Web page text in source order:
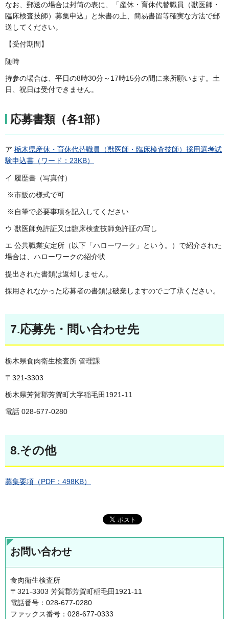
なお、郵送の場合は封筒の表に、「産休・育休代替職員（獣医師・
臨床検査技師）募集申込」と朱書の上、簡易書留等確実な方法で郵
送してください。
【受付期間】
随時
持参の場合は、平日の8時30分～17時15分の間に来所願います。土
日、祝日は受付できません。
応募書類（各1部）
ア 栃木県産休・育休代替職員（獣医師・臨床検査技師）採用選考試
験申込書（ワード：23KB）
イ 履歴書（写真付）
※市販の様式で可
※自筆で必要事項を記入してください
ウ 獣医師免許証又は臨床検査技師免許証の写し
エ 公共職業安定所（以下「ハローワーク」という。）で紹介された
場合は、ハローワークの紹介状
提出された書類は返却しません。
採用されなかった応募者の書類は破棄しますのでご了承ください。
7.応募先・問い合わせ先
栃木県食肉衛生検査所 管理課
〒321-3303
栃木県芳賀郡芳賀町大字稲毛田1921-11
電話 028-677-0280
8.その他
募集要項（PDF：498KB）
お問い合わせ
食肉衛生検査所
〒321-3303 芳賀郡芳賀町稲毛田1921-11
電話番号：028-677-0280
ファックス番号：028-677-0333